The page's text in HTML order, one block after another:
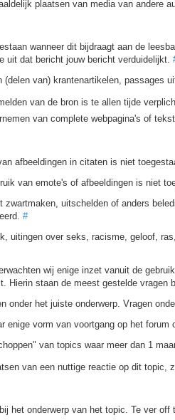
plaatsen van media van andere
wanneer dit bijdraagt aan de
uit dat bericht jouw bericht verduidelijkt.
(delen van) krantenartikelen, passages
van de bron is te allen tijde
van complete webpagina's of
afbeeldingen in citaten is niet
van emote's of afbeeldingen is niet
zwartmaken, uitschelden of anders
#
uitingen over seks, racisme, geloof,
wij enige inzet vanuit de
Hierin staan de meest gestelde vragen
onder het juiste onderwerp. Vragen
enige vorm van voortgang op het forum
van topics waar meer dan 1
van een nuttige reactie op dit topic,
het onderwerp van het topic. Te ver